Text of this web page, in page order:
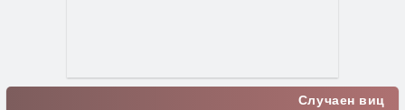
Случаен виц